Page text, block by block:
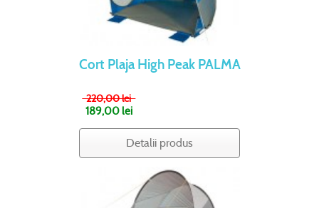
Cort Plaja High Peak PALMA
220,00 lei
189,00 lei
Detalii produs